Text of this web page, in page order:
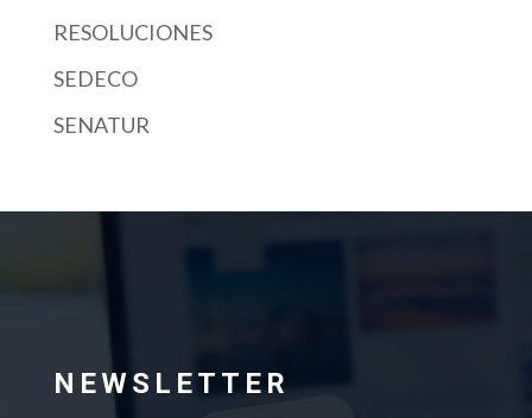
RESOLUCIONES
SEDECO
SENATUR
NEWSLETTER